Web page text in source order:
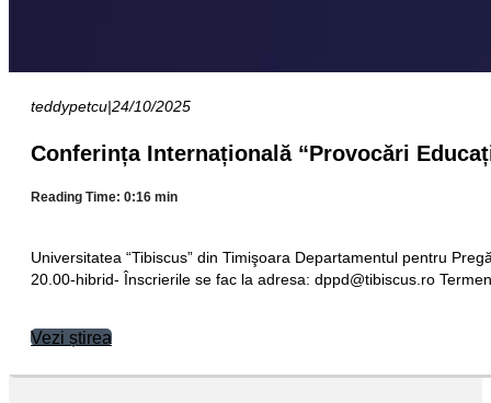
teddypetcu|24/10/2025
Conferința Internațională “Provocări
Reading Time: 0:16 min
Universitatea “Tibiscus” din Timişoara Departamentul pentru
20.00-hibrid- Înscrierile se fac la adresa: or.sucsibit@dppd
Vezi știrea